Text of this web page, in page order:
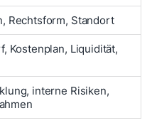
Rechtsform, Standort
Kostenplan, Liquidität,
interne Risiken,